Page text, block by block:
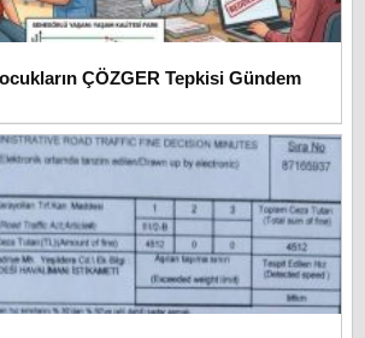
ÇÖZGER Tepkisi Gündem